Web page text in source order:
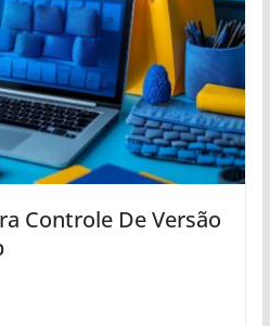
Controle De Versão